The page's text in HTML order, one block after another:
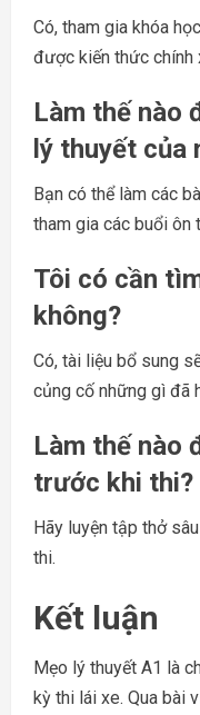
Có, tham gia khóa
được kiến thức chính
Làm thế nào
lý thuyết của
Bạn có thể làm các
tham gia các buổi ôn
Tôi có cần
không?
Có, tài liệu bổ sung
củng cố những gì đã
Làm thế nào
trước khi thi?
Hãy luyện tập thở
thi.
Kết luận
Mẹo lý thuyết A1 là
kỳ thi lái xe. Qua bài